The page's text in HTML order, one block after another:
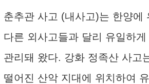
춘추관 사고 (내사고)는 한양에
다른 외사고들과 달리 유일하게
관리돼 왔다. 강화 정족산 사고
떨어진 산악 지대에 위치하여